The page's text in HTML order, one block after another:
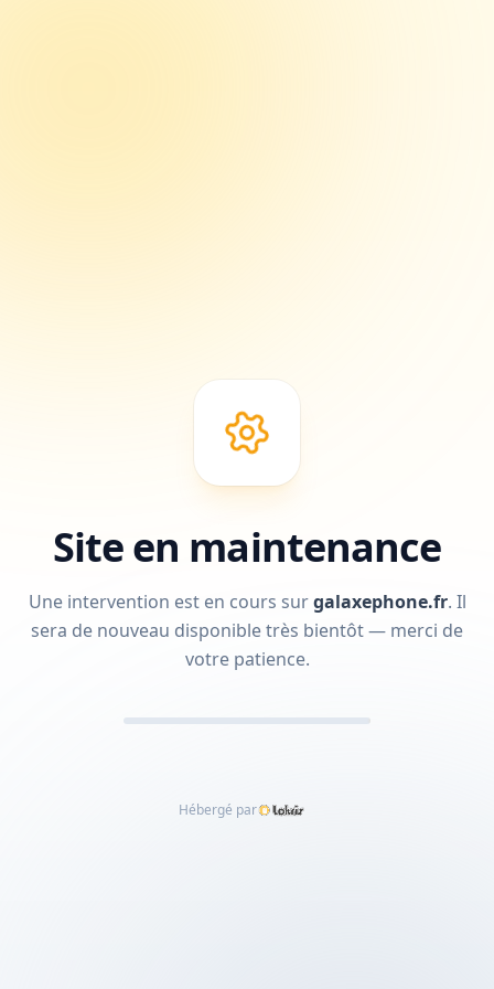
Site en maintenance
Une intervention est en cours surgalaxephone.fr. Il
sera de nouveau disponible très bientôt — merci de
votre patience.
Hébergé par